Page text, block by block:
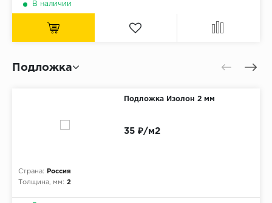
В наличии
Подложка
Подложка Изолон 2 мм
Страна:
Россия
Толщина, мм: 2
35 ₽/м2